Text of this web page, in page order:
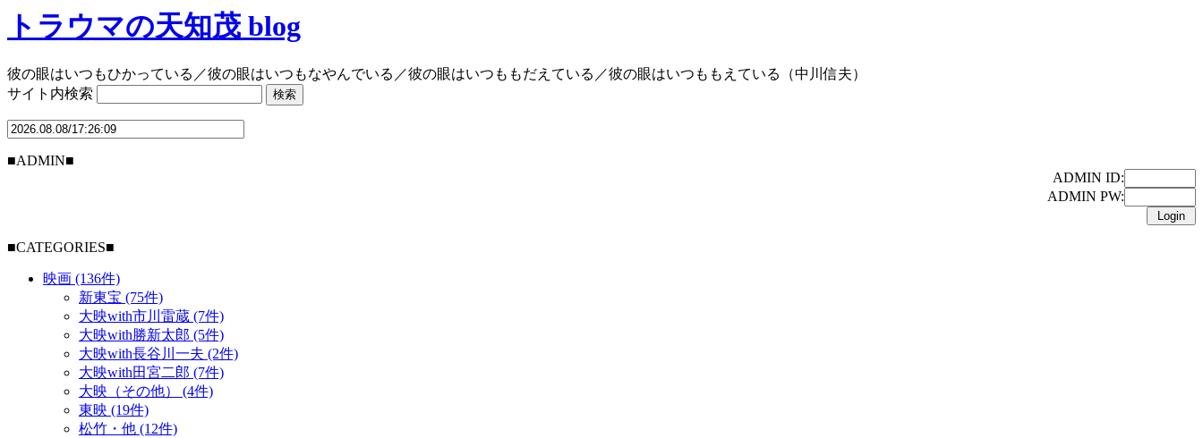
トラウマの天知茂 blog
彼の眼はいつもひかっている／彼の眼はいつもなやんでいる／彼の眼はいつももだえている／彼の眼はいつももえている（中川信夫）
サイト内検索
■ADMIN■
ADMIN ID:
ADMIN PW:
■CATEGORIES■
映画 (136件)
新東宝 (75件)
大映with市川雷蔵 (7件)
大映with勝新太郎 (5件)
大映with長谷川一夫 (2件)
大映with田宮二郎 (7件)
大映（その他） (4件)
東映 (19件)
松竹・他 (12件)